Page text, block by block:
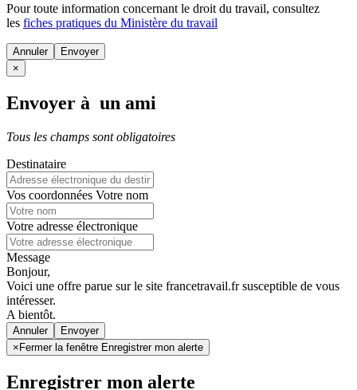
Pour toute information concernant le droit du travail, consultez
les fiches pratiques du Ministère du travail
Annuler
×
Envoyer à un ami
Tous les champs sont obligatoires
Destinataire
Vos coordonnées Votre nom
Votre adresse électronique
Message
Bonjour,
Voici une offre parue sur le site francetravail.fr susceptible de vous
intéresser.
A bientôt.
Annuler
× Fermer la fenêtre Enregistrer mon alerte
Enregistrer mon alerte